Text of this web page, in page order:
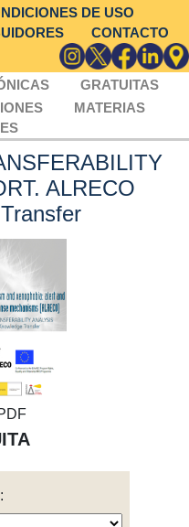
DE USO
CONTACTO
GRATUITAS
MATERIAS
ALRECO